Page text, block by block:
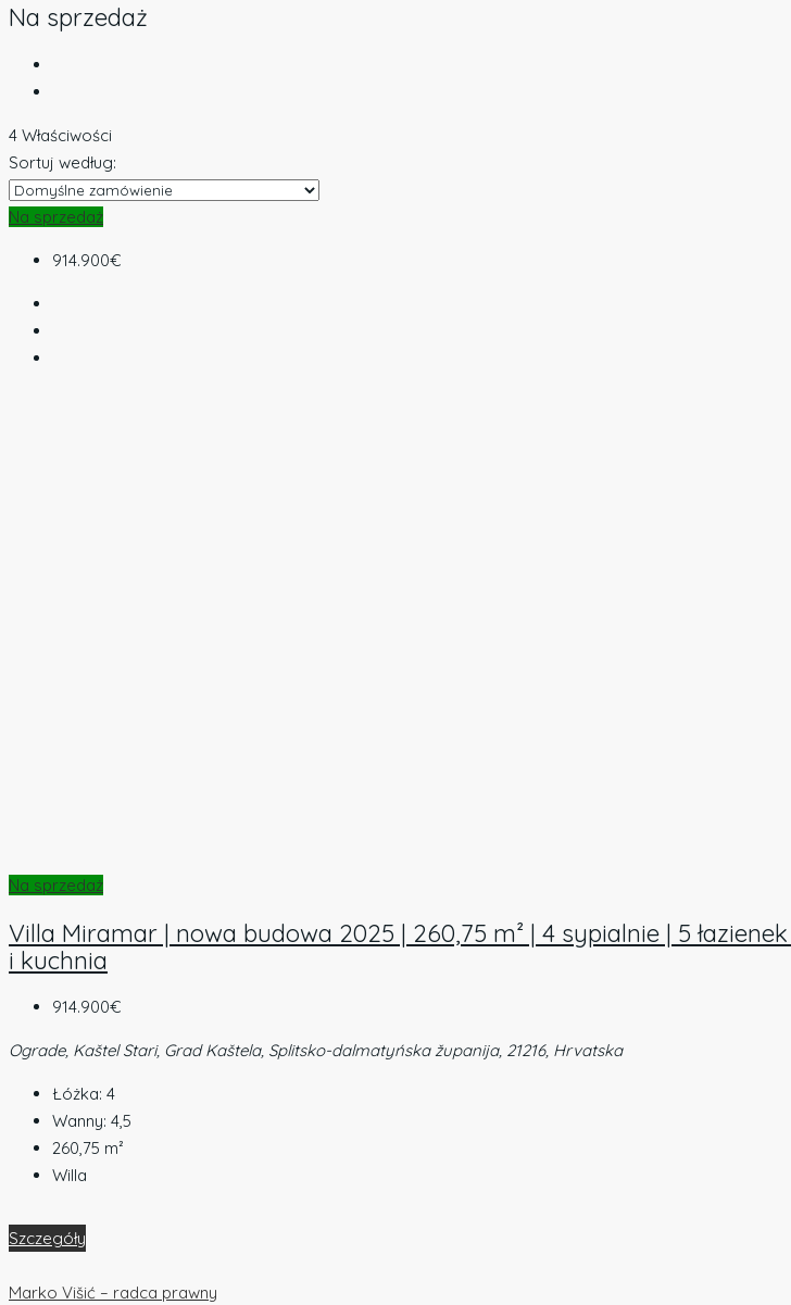
Na sprzedaż
4 Właściwości
Sortuj według:
Na sprzedaż
914.900€
Na sprzedaż
Villa Miramar | nowa budowa 2025 | 260,75 m² | 4 sypialnie | 5
i kuchnia
914.900€
Ograde, Kaštel Stari, Grad Kaštela, Splitsko-dalmatyńska županija, 21216, Hrvatska
Łóżka: 4
Wanny: 4,5
260,75 m²
Willa
Szczegóły
Marko Višić – radca prawny